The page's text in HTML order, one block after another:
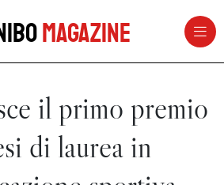
Magazine
il primo premio
di laurea in